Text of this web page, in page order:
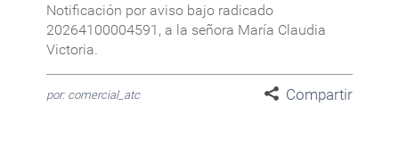
Notificación por aviso bajo radicado
20264100004591, a la señora María Claudia
Victoria.
por: comercial_atc Compartir